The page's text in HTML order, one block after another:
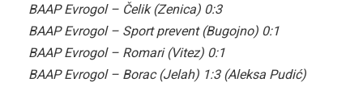
BAAP Evrogol – Čelik (Zenica) 0:3
BAAP Evrogol – Sport prevent (Bugojno) 0:1
BAAP Evrogol – Romari (Vitez) 0:1
BAAP Evrogol – Borac (Jelah) 1:3 (Aleksa Pudić)